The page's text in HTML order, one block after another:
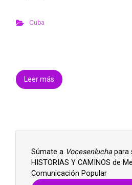
Cuba
Leer más
Súmate a Vocesenluchapara
HISTORIAS Y CAMINOS de
Comunicación Popular